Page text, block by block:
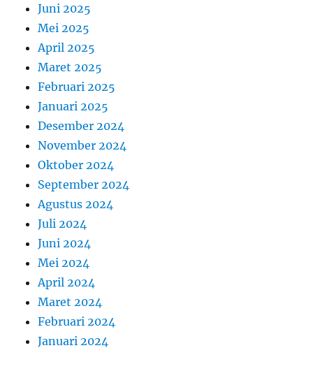
Juni 2025
Mei 2025
April 2025
Maret 2025
Februari 2025
Januari 2025
Desember 2024
November 2024
Oktober 2024
September 2024
Agustus 2024
Juli 2024
Juni 2024
Mei 2024
April 2024
Maret 2024
Februari 2024
Januari 2024